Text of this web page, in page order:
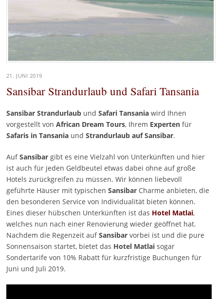
21. JUNI 2019
Sansibar Strandurlaub und Safari Tansania
Sansibar Strandurlaubund Safari Tansaniawird Ihnen
vorgestellt von African Dream Tours, Ihrem Expertenfür
Safaris in Tansaniaund Strandurlaub auf Sansibar.
AufSansibargibt es eine Vielzahl von Unterkünften und hier
ist auch für jeden Geldbeutel etwas dabei ohne auf große
Hotels zurückgreifen zu müssen. Wir können liebevoll
geführte Häuser mit typischen SansibarCharme anbieten, die
den besonderen Service von Individualität bieten können.
Eines dieser hübschen Unterkünften ist das Hotel Matlai,
welches nun nach einer Renovierung wieder geöffnet hat.
Nachdem die Regenzeit aufSansibarvorbei ist und die pure
Sonnensaison startet, bietet das Hotel Matlaisogar
Sondertarife von 10% Rabatt für kurzfristige Buchungen für
Juni und Juli 2019.